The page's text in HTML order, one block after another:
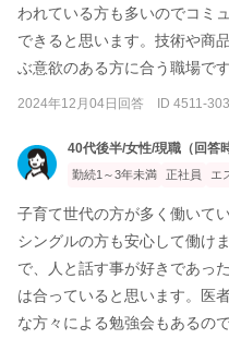
われている方も多いのでコミ
できると思います。技術や商
ぶ意欲のある方に合う職場です
2024年12月04日回答 ID 4511-
40代後半/女性/現職（回答時
勤続1～3年未満
正社員 エ
子育て世代の方が多く働いて
シングルの方も安心して働け
で、人と話す事が好きであっ
は合っていると思います。医
な方々による勉強会もあるの